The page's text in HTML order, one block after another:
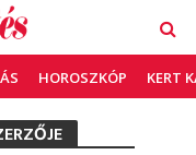
HOROSZKÓP KERT